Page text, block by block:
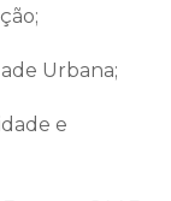
Urbana;
e